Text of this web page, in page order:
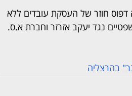
דפוס חוזר של העסקת עובדים ללא
נגד יעקב אזרזר וחברת א.ס.